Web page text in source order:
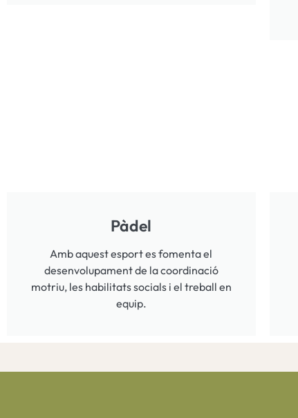
Pàdel
Amb aquest esport es fomenta el
desenvolupament de la coordinació
motriu, les habilitats socials i el treball en
equip.